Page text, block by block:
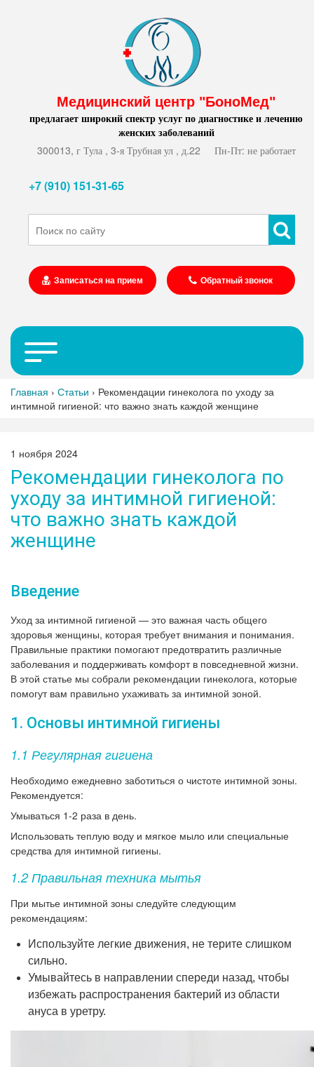
Медицинский центр "БоноМед"
предлагает широкий спектр услуг по диагностике и лечению
женских заболеваний
300013, г Тула , 3-я Трубная ул , д.22
Пн-Пт: не работает
+7 (910) 151-31-65
Записаться на прием Обратный звонок
Главная › Статьи › Рекомендации гинеколога по уходу за
интимной гигиеной: что важно знать каждой женщине
1 ноября 2024
Рекомендации гинеколога по
уходу за интимной гигиеной:
что важно знать каждой
женщине
Введение
Уход за интимной гигиеной — это важная часть общего
здоровья женщины, которая требует внимания и понимания.
Правильные практики помогают предотвратить различные
заболевания и поддерживать комфорт в повседневной жизни.
В этой статье мы собрали рекомендации гинеколога, которые
помогут вам правильно ухаживать за интимной зоной.
1. Основы интимной гигиены
1.1 Регулярная гигиена
Необходимо ежедневно заботиться о чистоте интимной зоны.
Рекомендуется:
Умываться 1-2 раза в день.
Использовать теплую воду и мягкое мыло или специальные
средства для интимной гигиены.
1.2 Правильная техника мытья
При мытье интимной зоны следуйте следующим
рекомендациям:
Используйте легкие движения, не терите слишком
сильно.
Умывайтесь в направлении спереди назад, чтобы
избежать распространения бактерий из области
ануса в уретру.